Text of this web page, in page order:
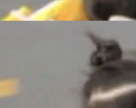
查发现，无论
现近期更
行翻译文
模块围绕三
与 Iceb
缺失的那一
进一步支
格式。
。本届大会
盟主办，以